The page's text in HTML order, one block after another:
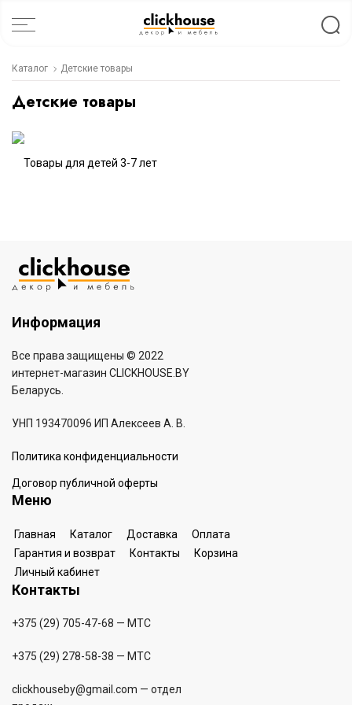
Каталог Детские товары
Детские товары
Товары для детей 3-7 лет
Информация
Все права защищены © 2022
интернет-магазин CLICKHOUSE.BY
Беларусь.
УНП 193470096 ИП Алексеев А. В.
Политика конфиденциальности
Договор публичной оферты
Меню
Главная Каталог Доставка
Оплата
Гарантия и возврат
Контакты
Корзина
Личный кабинет
Контакты
+375 (29) 705-47-68 — МТС
+375 (29) 278-58-38 — МТС
clickhouseby@gmail.com — отдел